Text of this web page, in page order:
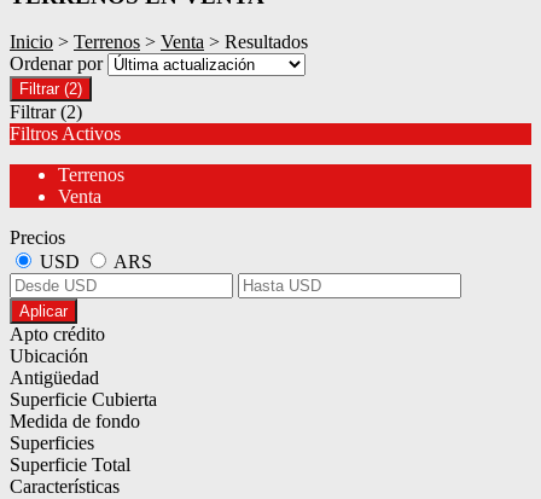
Inicio > Terrenos > Venta > Resultados
Ordenar por
Filtrar (2)
Filtrar (2)
Filtros Activos
Terrenos
Venta
Precios
USD
ARS
Aplicar
Apto crédito
Ubicación
Antigüedad
Superficie Cubierta
Medida de fondo
Superficies
Superficie Total
Características